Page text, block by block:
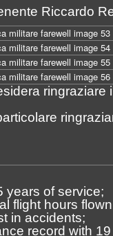
Riccardo
ringraziare
years of service;
flight hours
in accidents;
record with